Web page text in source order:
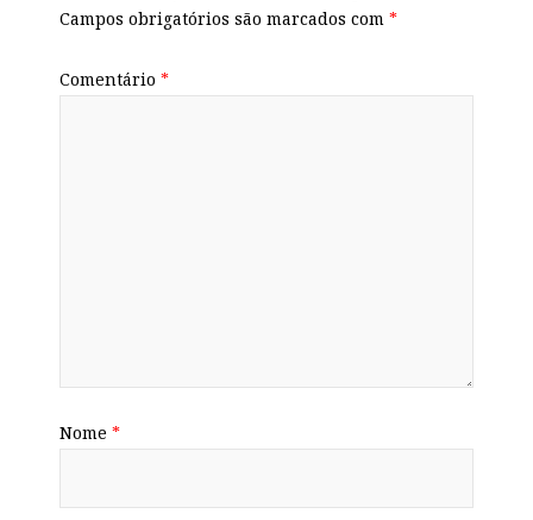
Campos obrigatórios são marcados com *
Comentário *
Nome *